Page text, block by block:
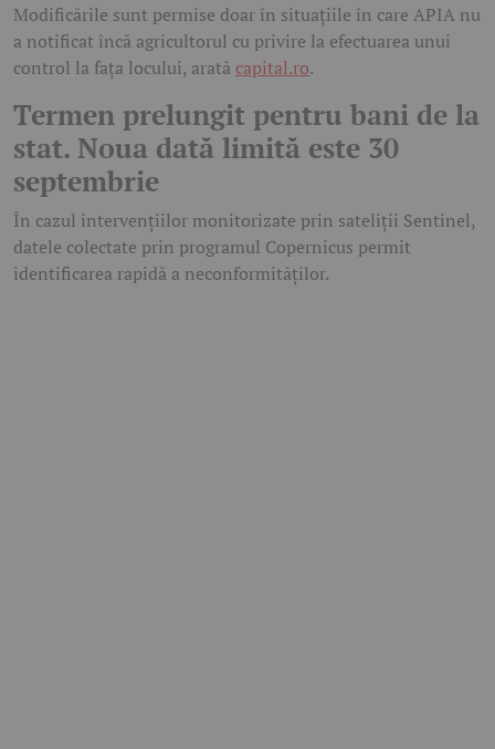
Modificările sunt permise doar în situațiile în care APIA nu
a notificat încă agricultorul cu privire la efectuarea unui
control la fața locului, arată capital.ro.
Termen prelungit pentru bani de la
stat. Noua dată limită este 30
septembrie
În cazul intervențiilor monitorizate prin sateliții Sentinel,
datele colectate prin programul Copernicus permit
identificarea rapidă a neconformităților.